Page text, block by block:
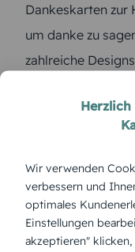
Dankeskarten zur
um danke zu
zahlreiche
auswählen. Und
Dankeskarte zur
Editor ist für jeden
– so können Sie
können auf
und den
Wir verwenden
verbessern und
optimales
Einstellungen
akzeptieren"